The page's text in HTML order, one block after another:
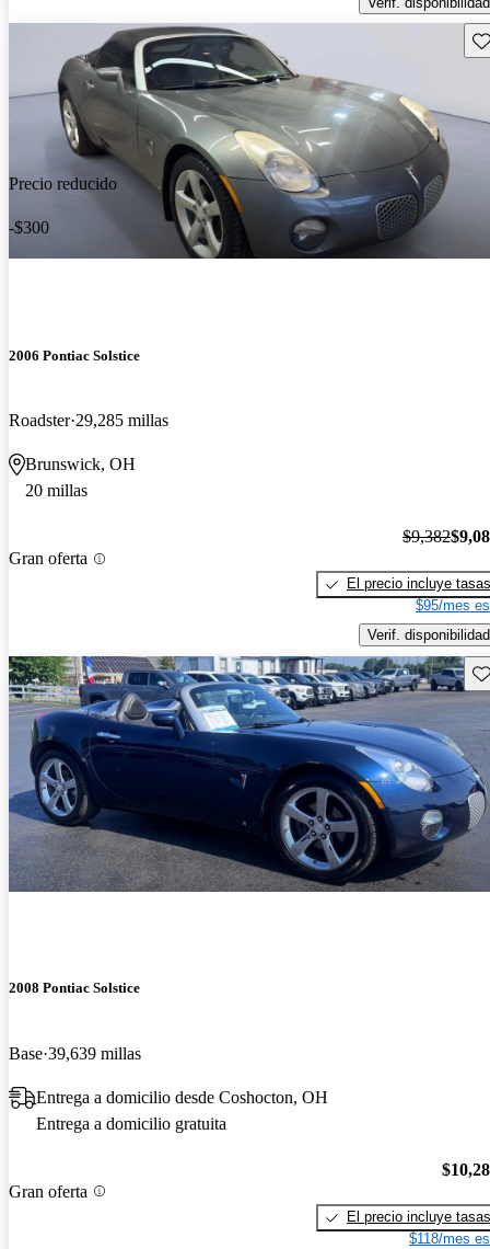
Precio reducido
-$300
2006 Pontiac Solstice
Roadster 29,285 millas
Brunswick, OH
20 millas
Gran oferta
$9,382
El precio incluye tasas
$95/mes
Verif. disponibilidad
2008 Pontiac Solstice
Base 39,639 millas
Entrega a domicilio desde Coshocton, OH
Entrega a domicilio gratuita
Gran oferta
El precio incluye tasas
$118/mes